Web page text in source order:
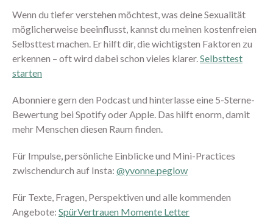
Juli 2025
Juni 2025
Mai 2025
Februar 2025
Januar 2025
September 2024
August 2024
Juni 2024
Wenn du tiefer verstehen möchtest, was deine Sexualität
möglicherweise beeinflusst, kannst du meinen kostenfreien
Selbsttest machen. Er hilft dir, die wichtigsten Faktoren zu
erkennen – oft wird dabei schon vieles klarer.Selbsttest
starten
Abonniere gern den Podcast und hinterlasse eine 5-Sterne-
Bewertung bei Spotify oder Apple. Das hilft enorm, damit
mehr Menschen diesen Raum finden.
Für Impulse, persönliche Einblicke und Mini-Practices
zwischendurch auf Insta: @yvonne.peglow
Für Texte, Fragen, Perspektiven und alle kommenden
Angebote: SpürVertrauen Momente Letter